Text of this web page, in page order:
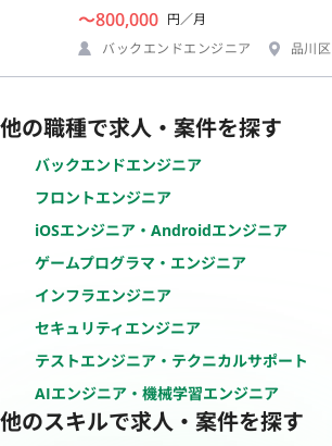
〜800,000 円／月
バックエンドエンジニア
品川区
他の職種で求人・案件を探す
バックエンドエンジニア
フロントエンジニア
iOSエンジニア・Androidエンジニア
ゲームプログラマ・エンジニア
インフラエンジニア
セキュリティエンジニア
テストエンジニア・テクニカルサポート
AIエンジニア・機械学習エンジニア
他のスキルで求人・案件を探す